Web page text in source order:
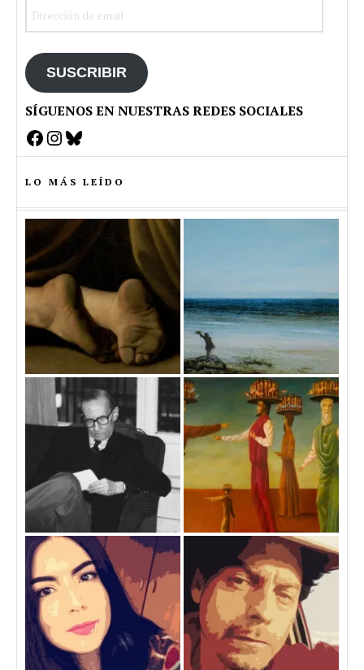
SUSCRIBIR
SÍGUENOS EN NUESTRAS REDES SOCIALES
Facebook
Instagram
Bluesky
LO MÁS LEÍDO